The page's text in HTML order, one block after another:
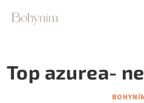
Top azurea-